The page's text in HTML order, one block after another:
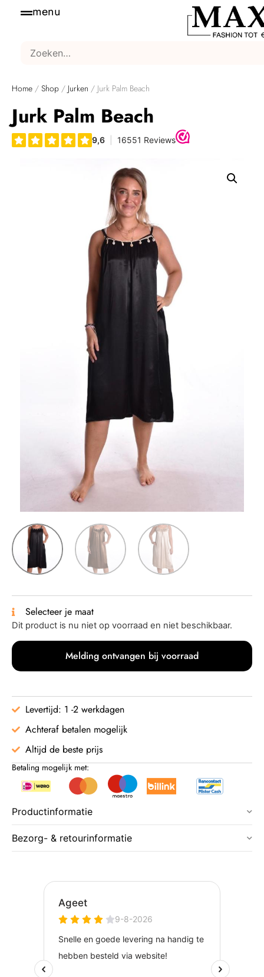
menu
Home / Shop / Jurken / Jurk Palm Beach
Jurk Palm Beach
Selecteer je maat
Dit product is nu niet op voorraad en niet beschikbaar.
Melding ontvangen bij voorraad
Levertijd: 1 -2 werkdagen
Achteraf betalen mogelijk
Altijd de beste prijs
Betaling mogelijk met:
Productinformatie
Bezorg- & retourinformatie